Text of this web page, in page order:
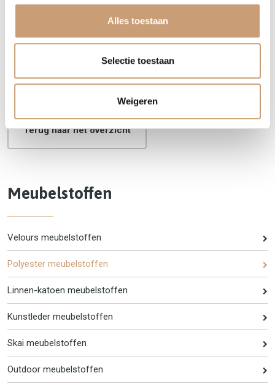
Alles toestaan
Selectie toestaan
Weigeren
SUITSAND SUITTAUP
Terug naar het overzicht
Meubelstoffen
Velours meubelstoffen
Polyester meubelstoffen
Linnen-katoen meubelstoffen
Kunstleder meubelstoffen
Skai meubelstoffen
Outdoor meubelstoffen